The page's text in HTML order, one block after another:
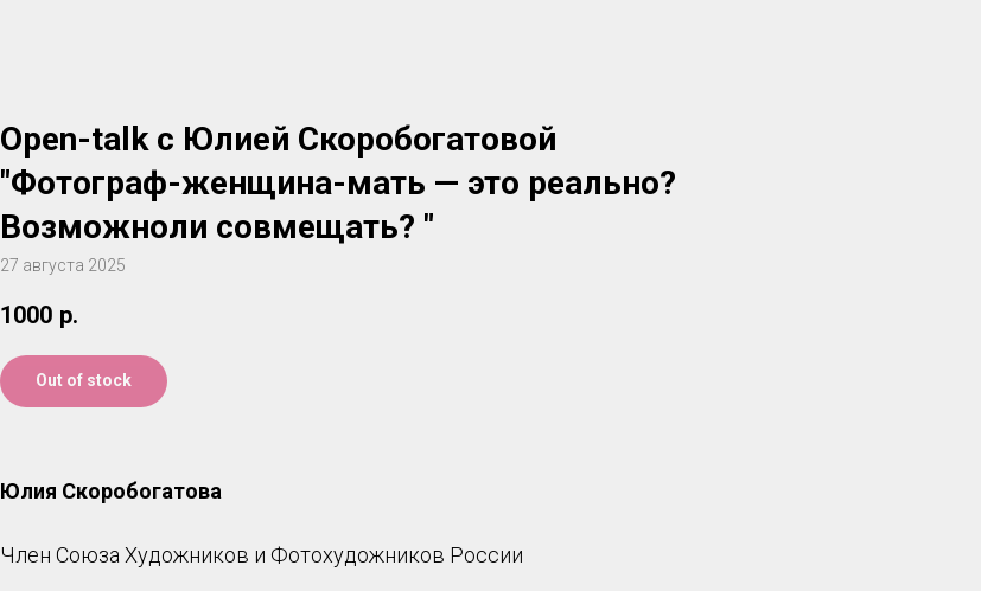
Open-talk с Юлией Скоробогатовой
"Фотограф-женщина-мать — это реально?
Возможноли совмещать? "
27 августа 2025
1000 р.
Out of stock
Юлия Скоробогатова
Член Союза Художников и Фотохудожников России